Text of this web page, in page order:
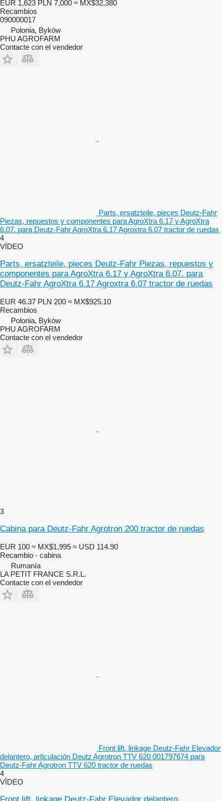
EUR 1,623 PLN 7,000 ≈ MX$32,380
Recambios
090000017
Polonia, Byków
PHU AGROFARM
Contacte con el vendedor
Parts, ersatzteile, pieces Deutz-Fahr
Piezas, repuestos y componentes para AgroXtra 6.17 y AgroXtra
6.07. para Deutz-Fahr AgroXtra 6.17 Agroxtra 6.07 tractor de ruedas
4
VÍDEO
Parts, ersatzteile, pieces Deutz-Fahr Piezas, repuestos y
componentes para AgroXtra 6.17 y AgroXtra 6.07. para
Deutz-Fahr AgroXtra 6.17 Agroxtra 6.07 tractor de ruedas
EUR 46.37 PLN 200 ≈ MX$925.10
Recambios
Polonia, Byków
PHU AGROFARM
Contacte con el vendedor
3
Cabina para Deutz-Fahr Agrotron 200 tractor de ruedas
EUR 100 ≈ MX$1,995 ≈ USD 114.90
Recambio - cabina
Rumanía
LA PETIT FRANCE S.R.L.
Contacte con el vendedor
Front lift, linkage Deutz-Fahr Elevador
delantero, articulación Deutz Agrotron TTV 620 001797674 para
Deutz-Fahr Agrotron TTV 620 tractor de ruedas
4
VÍDEO
Front lift, linkage Deutz-Fahr Elevador delantero,